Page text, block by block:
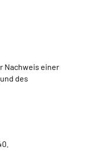
Nachweis einer
des